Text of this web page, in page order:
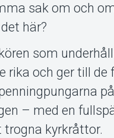
sak om och
här?
som
rika och ger till
– med en
trogna kyrkråttor.